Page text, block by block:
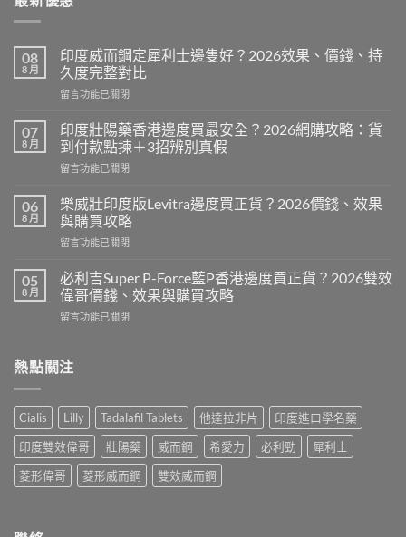
08
8 月
印度威而鋼定犀利士邊隻好？2026效果、價錢、持
久度完整對比
在
度
威
而
鋼
犀
利
士
邊
好？
2026
果、
持
完
整
對
比〉
中
留言功能已關閉
07
8 月
印度壯陽藥香港邊度買最安全？2026網購攻略：貨
到付款點揀＋3招辨別真假
在
度
壯
陽
藥
港
邊
度
買
全？
購
攻
略：
貨
到
付
留言功能已關閉
06
8 月
樂威壯印度版Levitra邊度買正貨？2026價錢、效果
與購買攻略
在
威
壯
印
度
邊
正
貨？
2026
價
錢、
效
留言功能已關閉
05
8 月
必利吉Super P-Force藍P香港邊度買正貨？2026雙效
偉哥價錢、效果與購買攻略
在
吉
Super
Force
藍
P
香
港
邊
留言功能已關閉
熱點關注
Cialis Lilly Tadalafil Tablets 他達拉非片
印度進口學名藥
印度雙效偉哥
壯陽藥 威而鋼 希愛力 必利勁
犀利士
菱形偉哥
菱形威而鋼 雙效威而鋼